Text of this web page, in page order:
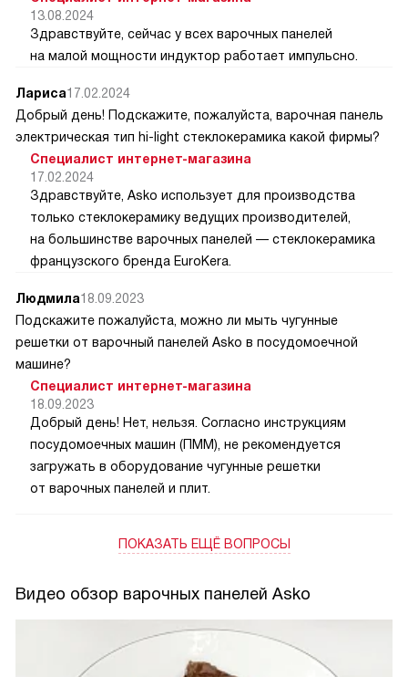
13.08.2024
Здравствуйте, сейчас у всех варочных панелей
на малой мощности индуктор работает импульсно.
Лариса17.02.2024
Добрый день! Подскажите, пожалуйста, варочная панель
электрическая тип hi-light стеклокерамика какой фирмы?
Специалист интернет-магазина
17.02.2024
Здравствуйте, Asko использует для производства
только стеклокерамику ведущих производителей,
на большинстве варочных панелей — стеклокерамика
французского бренда EuroKera.
Людмила18.09.2023
Подскажите пожалуйста, можно ли мыть чугунные
решетки от варочный панелей Asko в посудомоечной
машине?
Специалист интернет-магазина
18.09.2023
Добрый день! Нет, нельзя. Согласно инструкциям
посудомоечных машин (ПММ), не рекомендуется
загружать в оборудование чугунные решетки
от варочных панелей и плит.
ПОКАЗАТЬ ЕЩЁ ВОПРОСЫ
Видео обзор варочных панелей Asko